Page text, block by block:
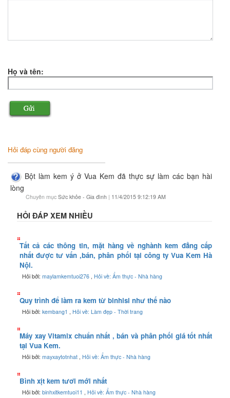
Họ và tên:
Hỏi đáp cùng người đăng
Bột làm kem ý ở Vua Kem đã thực sự làm các bạn hài
lòng
Chuyên mục Sức khỏe - Gia đình | 11/4/2015 9:12:19 AM
HỎI ĐÁP XEM NHIỀU
Tất cả các thông tin, mặt hàng về nghành kem đẳng cấp
nhất được tư vấn ,bán, phân phối tại công ty Vua Kem Hà
Nội.
Hỏi bởi: maylamkemtuoi276 Hỏi về: Ẩm thực - Nhà hàng
Quy trình để làm ra kem từ binhisi như thế nào
Hỏi bởi: kembang1 Hỏi về: Làm đẹp - Thời trang
Máy xay Vitamix chuẩn nhất , bán và phân phối giá tốt nhất
tại Vua Kem.
Hỏi bởi: mayxaytotnhat Hỏi về: Ẩm thực - Nhà hàng
Bình xịt kem tươi mới nhất
Hỏi bởi: binhxitkemtuoi11 Hỏi về: Ẩm thực - Nhà hàng